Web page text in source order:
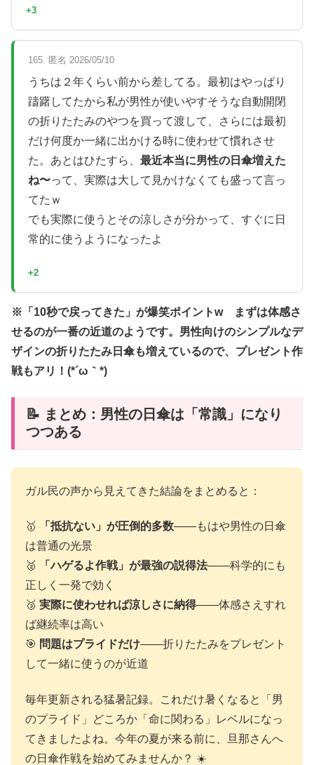
+3
165. 匿名 2026/05/10
うちは２年くらい前から差してる。最初はやっぱり
躊躇してたから私が男性が使いやすそうな自動開閉
の折りたたみのやつを買って渡して、さらには最初
だけ何度か一緒に出かける時に使わせて慣れさせ
た。あとはひたすら、 最近本当に男性の日傘増えた
ね〜って、実際は大して見かけなくても盛って言っ
てたｗ
でも実際に使うとその涼しさが分かって、すぐに日
常的に使うようになったよ
+2
※「10秒で戻ってきた」が爆笑ポイントw まずは体感さ
せるのが一番の近道のようです。男性向けのシンプルなデ
ザインの折りたたみ日傘も増えているので、プレゼント作
戦もアリ！(*´ω｀*)
📝 まとめ：男性の日傘は「常識」になり
つつある
ガル民の声から見えてきた結論をまとめると：
🥇 「抵抗ない」が圧倒的多数——もはや男性の日傘
は普通の光景
🥈
「ハゲるよ作戦」が最強の説得法——科学的にも
正しく一発で効く
🥉 実際に使わせれば涼しさに納得——体感さえすれ
ば継続率は高い
🎯 問題はプライドだけ——折りたたみをプレゼント
して一緒に使うのが近道
毎年更新される猛暑記録。これだけ暑くなると「男
のプライド」どころか「命に関わる」レベルになっ
てきましたよね。今年の夏が来る前に、旦那さんへ
の日傘作戦を始めてみませんか？ ☀️